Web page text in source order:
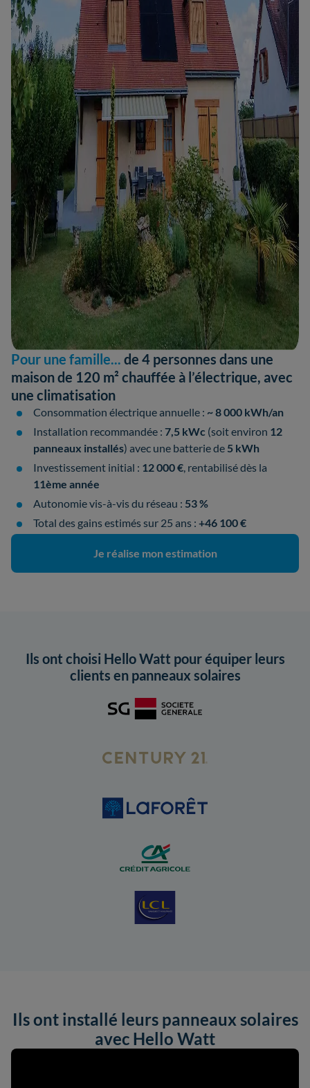
Pour une famille... de 4 personnes dans une
maison de 120 m² chauffée à l’électrique, avec
une climatisation
Consommation électrique annuelle : ~ 8 000 kWh/an
Installation recommandée : 7,5 kWc (soit environ 12
panneaux installés) avec une batterie de 5 kWh
Investissement initial : 12 000 €, rentabilisé dès la
11ème année
Autonomie vis-à-vis du réseau : 53 %
Total des gains estimés sur 25 ans : +46 100 €
Je réalise mon estimation
Ils ont choisi Hello Watt pour équiper leurs
clients en panneaux solaires
Ils ont installé leurs panneaux solaires
avec Hello Watt